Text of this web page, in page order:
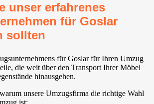
unser erfahrenes
für Goslar
sollten
für Goslar für Ihren Umzug
die weit über den Transport Ihrer Möbel
hinausgehen.
unsere Umzugsfirma die richtige Wahl
ist: